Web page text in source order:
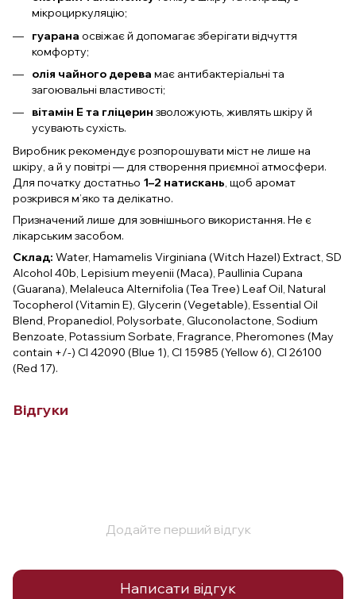
мікроциркуляцію;
гуарана освіжає й допомагає зберігати відчуття
комфорту;
олія чайного дерева має антибактеріальні та
загоювальні властивості;
вітамін Е та гліцерин зволожують, живлять шкіру й
усувають сухість.
Виробник рекомендує розпорошувати міст не лише на
шкіру, а й у повітрі — для створення приємної атмосфери.
Для початку достатньо 1–2 натискань, щоб аромат
розкрився м’яко та делікатно.
Призначений лише для зовнішнього використання. Не є
лікарським засобом.
Склад: Water, Hamamelis Virginiana (Witch Hazel) Extract, SD
Alcohol 40b, Lepisium meyenii (Maca), Paullinia Cupana
(Guarana), Melaleuca Alternifolia (Tea Tree) Leaf Oil, Natural
Tocopherol (Vitamin E), Glycerin (Vegetable), Essential Oil
Blend, Propanediol, Polysorbate, Gluconolactone, Sodium
Benzoate, Potassium Sorbate, Fragrance, Pheromones (May
contain +/-) Cl 42090 (Blue 1), Cl 15985 (Yellow 6), Cl 26100
(Red 17).
Відгуки
Додайте перший відгук
Написати відгук